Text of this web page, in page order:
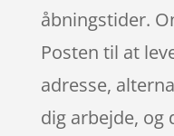
åbningstider.
Posten til at
adresse,
dig arbejde, og